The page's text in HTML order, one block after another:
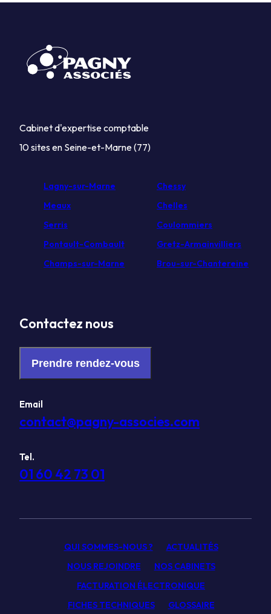
Cabinet d'expertise comptable
10 sites en Seine-et-Marne (77)
Lagny-sur-Marne
Chessy
Meaux
Chelles
Serris
Coulommiers
Pontault-Combault
Gretz-Armainvilliers
Champs-sur-Marne
Brou-sur-Chantereine
Contactez nous
Prendre rendez-vous
Email
contact@pagny-associes.com
Tel.
01 60 42 73 01
QUI SOMMES-NOUS ?
ACTUALITÉS
NOUS REJOINDRE
NOS CABINETS
FACTURATION ÉLECTRONIQUE
FICHES TECHNIQUES
GLOSSAIRE